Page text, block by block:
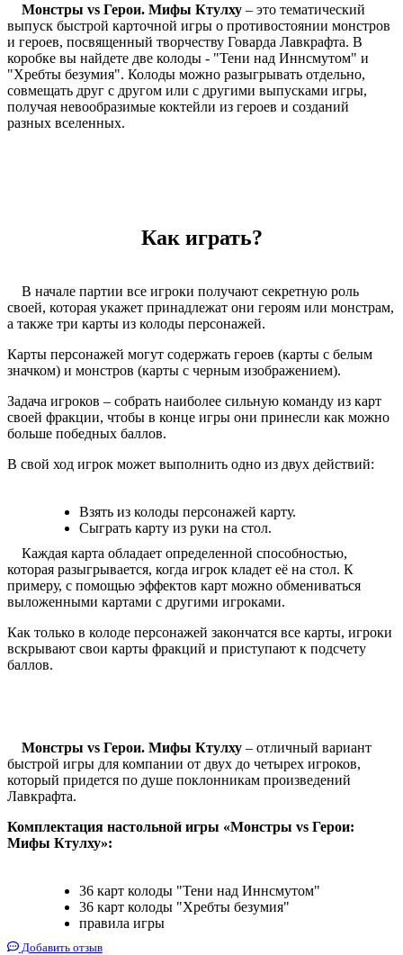
Монстры vs Герои. Мифы Ктулху – это тематический
выпуск быстрой карточной игры о противостоянии монстров
и героев, посвященный творчеству Говарда Лавкрафта. В
коробке вы найдете две колоды - "Тени над Иннсмутом" и
"Хребты безумия". Колоды можно разыгрывать отдельно,
совмещать друг с другом или с другими выпусками игры,
получая невообразимые коктейли из героев и созданий
разных вселенных.
Как играть?
В начале партии все игроки получают секретную роль
своей, которая укажет принадлежат они героям или монстрам,
а также три карты из колоды персонажей.
Карты персонажей могут содержать героев (карты с белым
значком) и монстров (карты с черным изображением).
Задача игроков – собрать наиболее сильную команду из карт
своей фракции, чтобы в конце игры они принесли как можно
больше победных баллов.
В свой ход игрок может выполнить одно из двух действий:
Взять из колоды персонажей карту.
Сыграть карту из руки на стол.
Каждая карта обладает определенной способностью,
которая разыгрывается, когда игрок кладет её на стол. К
примеру, с помощью эффектов карт можно обмениваться
выложенными картами с другими игроками.
Как только в колоде персонажей закончатся все карты, игроки
вскрывают свои карты фракций и приступают к подсчету
баллов.
Монстры vs Герои. Мифы Ктулху – отличный вариант
быстрой игры для компании от двух до четырех игроков,
который придется по душе поклонникам произведений
Лавкрафта.
Комплектация настольной игры «Монстры vs Герои:
Мифы Ктулху»:
36 карт колоды "Тени над Иннсмутом"
36 карт колоды "Хребты безумия"
правила игры
Добавить отзыв